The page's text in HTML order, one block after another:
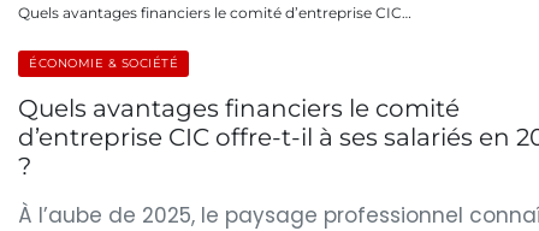
Quels avantages financiers le comité d’entreprise CIC…
ÉCONOMIE & SOCIÉTÉ
Quels avantages financiers le comité
d’entreprise CIC offre-t-il à ses salariés en
?
À l’aube de 2025, le paysage professionnel